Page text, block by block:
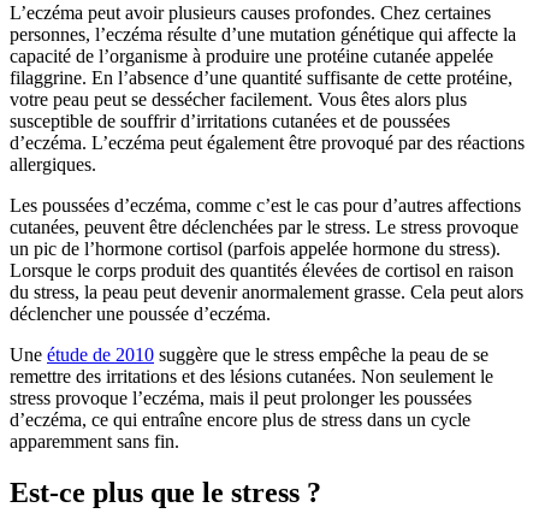
L’eczéma peut avoir plusieurs causes profondes. Chez certaines
personnes, l’eczéma résulte d’une mutation génétique qui affecte la
capacité de l’organisme à produire une protéine cutanée appelée
filaggrine. En l’absence d’une quantité suffisante de cette protéine,
votre peau peut se dessécher facilement. Vous êtes alors plus
susceptible de souffrir d’irritations cutanées et de poussées
d’eczéma. L’eczéma peut également être provoqué par des réactions
allergiques.
Les poussées d’eczéma, comme c’est le cas pour d’autres affections
cutanées, peuvent être déclenchées par le stress. Le stress provoque
un pic de l’hormone cortisol (parfois appelée hormone du stress).
Lorsque le corps produit des quantités élevées de cortisol en raison
du stress, la peau peut devenir anormalement grasse. Cela peut alors
déclencher une poussée d’eczéma.
Une étude de 2010 suggère que le stress empêche la peau de se
remettre des irritations et des lésions cutanées. Non seulement le
stress provoque l’eczéma, mais il peut prolonger les poussées
d’eczéma, ce qui entraîne encore plus de stress dans un cycle
apparemment sans fin.
Est-ce plus que le stress ?